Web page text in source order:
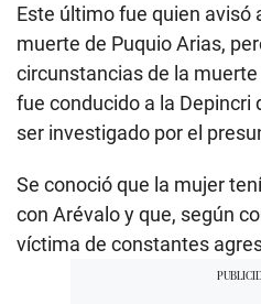
Este último fue quien avisó
muerte de Puquio Arias,
circunstancias de la
fue conducido a la Depincri
ser investigado por el
Se conoció que la mujer
con Arévalo y que, según
víctima de constantes